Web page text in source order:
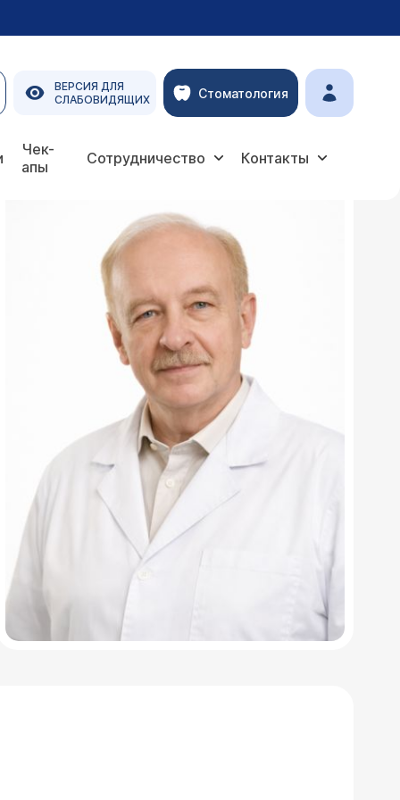
ВЕРСИЯ ДЛЯ
СЛАБОВИДЯЩИХ
Стоматология
Чек-
апы
Сотрудничество Контакты